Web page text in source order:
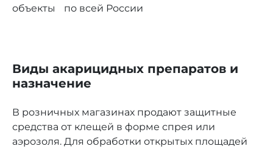
объекты по всей России
Виды акарицидных препаратов и
назначение
В розничных магазинах продают защитные
средства от клещей в форме спрея или
аэрозоля. Для обработки открытых площадей